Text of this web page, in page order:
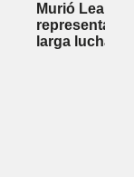
Murió
larga lucha